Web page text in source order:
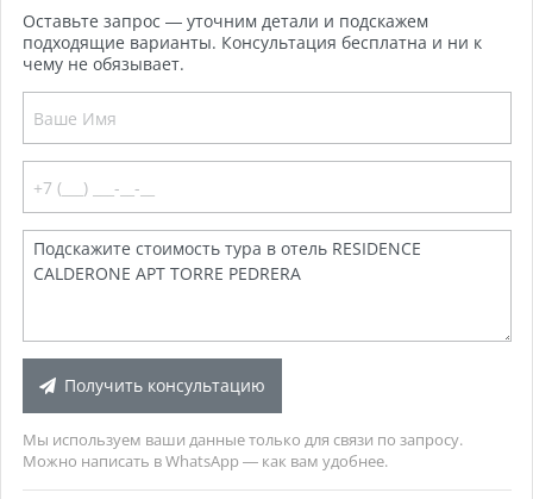
Оставьте запрос — уточним детали и подскажем
подходящие варианты. Консультация бесплатна и ни к
чему не обязывает.
Получить консультацию
Мы используем ваши данные только для связи по запросу.
Можно написать в WhatsApp — как вам удобнее.